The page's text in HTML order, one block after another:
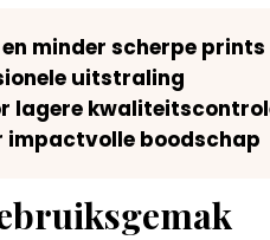
minder scherpe prints
uitstraling
lagere
impactvolle boodschap